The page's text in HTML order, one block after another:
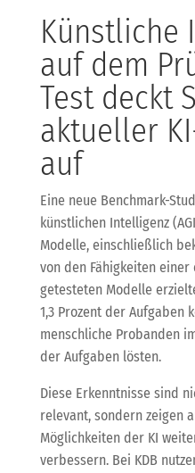
Künstliche
auf dem
Test deckt
aktueller
auf
Eine neue Benchmark-
künstlichen Intelligenz
Modelle, einschließlich
von den Fähigkeiten
getesteten Modelle
1,3 Prozent der Aufgaben
menschliche Probanden
der Aufgaben lösten.
Diese Erkenntnisse sind
relevant, sondern zeigen
Möglichkeiten der KI
verbessern. Bei KDB